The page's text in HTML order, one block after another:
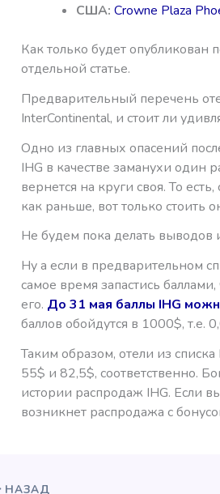
США: Crowne Plaza
Как только будет опубликован
отдельной статье.
Предварительный перечень
InterContinental, и стоит ли
Одно из главных опасений
IHG в качестве заманухи один
вернется на круги своя. То
как раньше, вот только стоить
Не будем пока делать
Ну а если в предварительном
самое время запастись
его. До 31 мая баллы IHG
баллов обойдутся в 1000$, т.е.
Таким образом, отели из
55$ и 82,5$, соответственно.
истории распродаж IHG. Если
возникнет распродажа с
НАЗАД